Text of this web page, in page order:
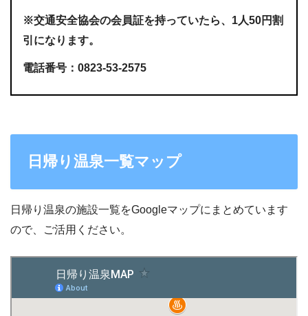
※交通安全協会の会員証を持っていたら、1人50円割
引になります。
電話番号：0823-53-2575
日帰り温泉一覧マップ
日帰り温泉の施設一覧をGoogleマップにまとめています
ので、ご活用ください。